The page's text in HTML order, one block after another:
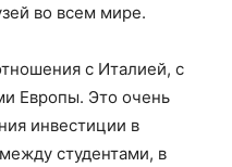
во всем мире.
с Италией, с
Европы. Это очень
инвестиции в
студентами, в